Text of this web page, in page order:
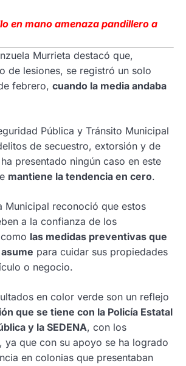
en mano amenaza pandillero a
Murrieta destacó que,
de lesiones, se registró un solo
febrero, cuando la media andaba
Pública y Tránsito Municipal
de secuestro, extorsión y de
presentado ningún caso en este
mantiene la tendencia en cero.
Municipal reconoció que estos
a la confianza de los
las medidas preventivas que
para cuidar sus propiedades
o negocio.
en color verde son un reflejo
que se tiene con la Policía Estatal
y la SEDENA, con los
ya que con su apoyo se ha logrado
en colonias que presentaban